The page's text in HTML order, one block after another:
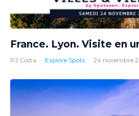
France. Lyon. Visite en
PJ Costa · Explore Spots · 24 novembre